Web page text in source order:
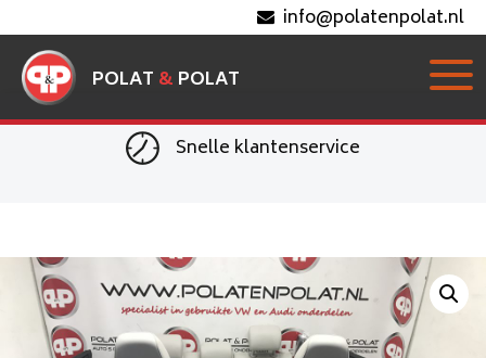
info@polatenpolat.nl
POLAT & POLAT
Snelle klantenservice